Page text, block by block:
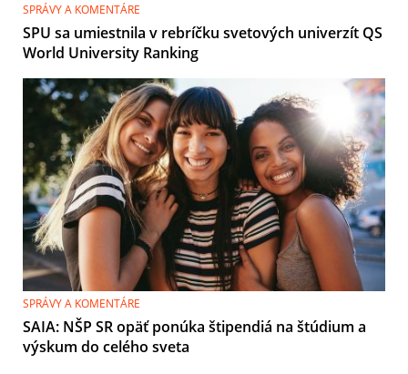
SPRÁVY A KOMENTÁRE
SPU sa umiestnila v rebríčku svetových univerzít QS
World University Ranking
SPRÁVY A KOMENTÁRE
SAIA: NŠP SR opäť ponúka štipendiá na štúdium a
výskum do celého sveta